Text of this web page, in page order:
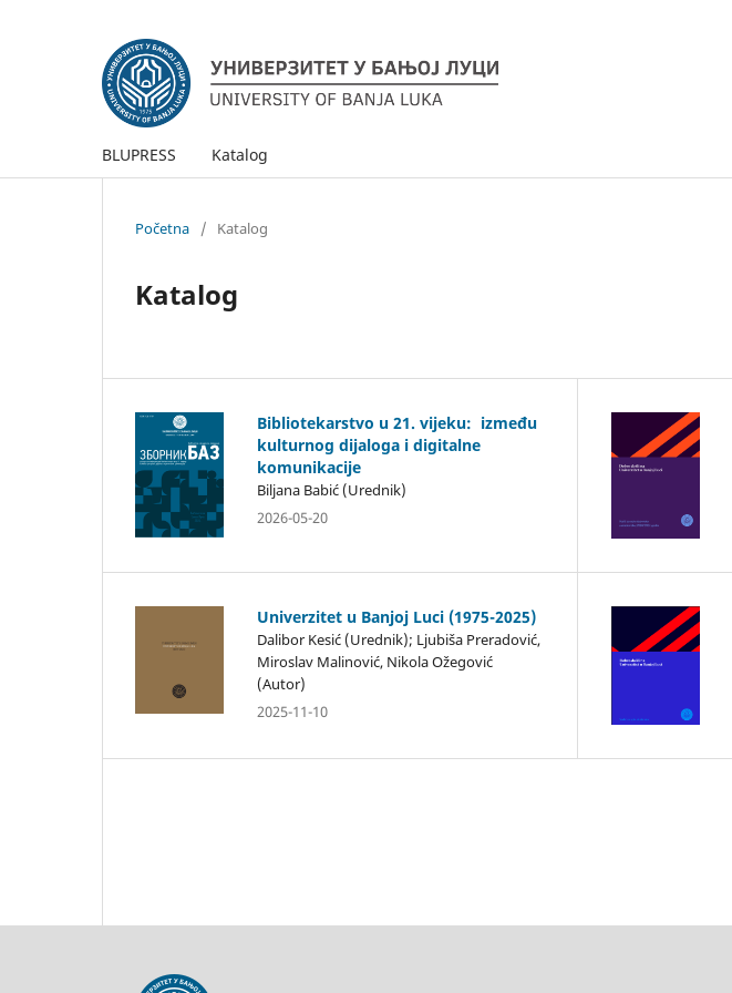
BLUPRESS Katalog
Početna / Katalog
Katalog
Bibliotekarstvo u 21. vijeku: između
kulturnog dijaloga i digitalne
komunikacije
Biljana Babić (Urednik)
2026-05-20
Univerzitet u Banjoj Luci (1975-2025)
Dalibor Kesić (Urednik); Ljubiša Preradović,
Miroslav Malinović, Nikola Ožegović
(Autor)
2025-11-10